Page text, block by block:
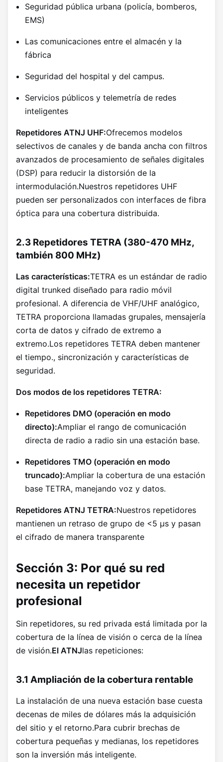
Seguridad pública urbana (policía, bomberos,
EMS)
Las comunicaciones entre el almacén y la
fábrica
Seguridad del hospital y del campus.
Servicios públicos y telemetría de redes
inteligentes
Repetidores ATNJ UHF:Ofrecemos modelos
selectivos de canales y de banda ancha con filtros
avanzados de procesamiento de señales digitales
(DSP) para reducir la distorsión de la
intermodulación.Nuestros repetidores UHF
pueden ser personalizados con interfaces de fibra
óptica para una cobertura distribuida.
2.3 Repetidores TETRA (380-470 MHz,
también 800 MHz)
Las características:TETRA es un estándar de radio
digital trunked diseñado para radio móvil
profesional. A diferencia de VHF/UHF analógico,
TETRA proporciona llamadas grupales, mensajería
corta de datos y cifrado de extremo a
extremo.Los repetidores TETRA deben mantener
el tiempo., sincronización y características de
seguridad.
Dos modos de los repetidores TETRA:
Repetidores DMO (operación en modo
directo):Ampliar el rango de comunicación
directa de radio a radio sin una estación base.
Repetidores TMO (operación en modo
truncado):Ampliar la cobertura de una estación
base TETRA, manejando voz y datos.
Repetidores ATNJ TETRA:Nuestros repetidores
mantienen un retraso de grupo de <5 μs y pasan
el cifrado de manera transparente
Sección 3: Por qué su red
necesita un repetidor
profesional
Sin repetidores, su red privada está limitada por la
cobertura de la línea de visión o cerca de la línea
de visión.El ATNJlas repeticiones:
3.1 Ampliación de la cobertura rentable
La instalación de una nueva estación base cuesta
decenas de miles de dólares más la adquisición
del sitio y el retorno.Para cubrir brechas de
cobertura pequeñas y medianas, los repetidores
son la inversión más inteligente.